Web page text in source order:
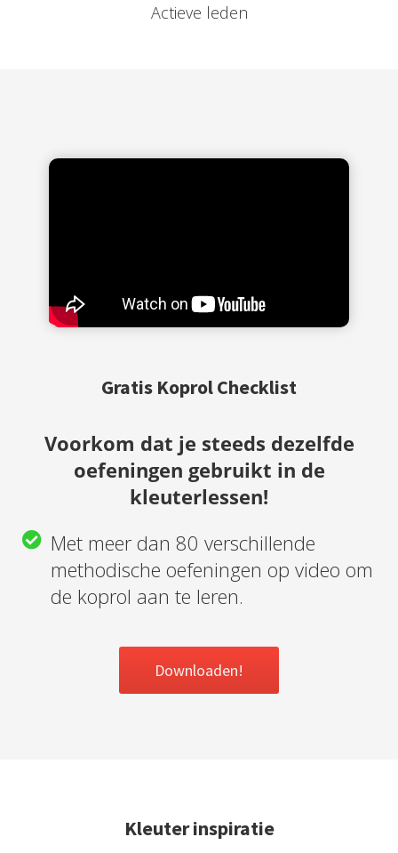
Actieve leden
Gratis Koprol Checklist
Voorkom dat je steeds dezelfde
oefeningen gebruikt in de
kleuterlessen!
Met meer dan 80 verschillende
methodische oefeningen op video om
de koprol aan te leren.
Downloaden!
Kleuter inspiratie